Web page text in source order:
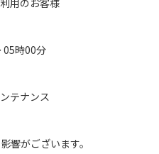
用のお客様
05時00分
テナンス
響がございます。